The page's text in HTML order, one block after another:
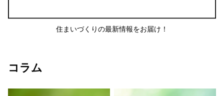
住まいづくりの最新情報をお届け！
コラム